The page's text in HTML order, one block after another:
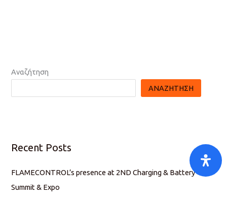
Αναζήτηση
ΑΝΑΖΉΤΗΣΗ
Recent Posts
FLAMECONTROL’s presence at 2ND Charging & Battery
Summit & Expo